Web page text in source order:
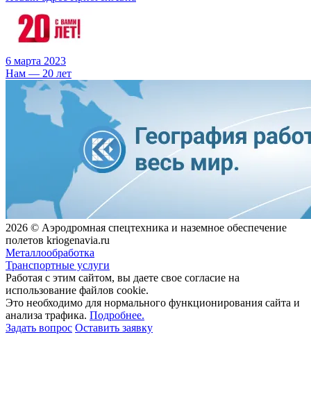
6 марта 2023
Нам — 20 лет
2026 © Аэродромная спецтехника и наземное обеспечение
полетов kriogenavia.ru
Металлообработка
Транспортные услуги
Работая с этим сайтом, вы даете свое согласие на
использование файлов cookie.
Это необходимо для нормального функционирования сайта и
анализа трафика. Подробнее.
Задать вопрос Оставить заявку